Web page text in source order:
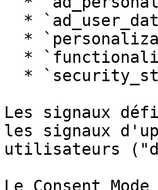
Les signaux
les signaux
utilisateurs
Le Consent